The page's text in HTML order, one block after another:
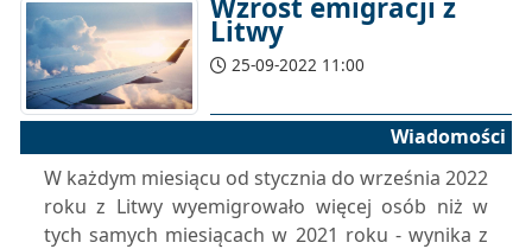
Wzrost emigracji z
Litwy
25-09-2022 11:00
Wiadomości
W każdym miesiącu od stycznia do września 2022
roku z Litwy wyemigrowało więcej osób niż w
tych samych miesiącach w 2021 roku - wynika z